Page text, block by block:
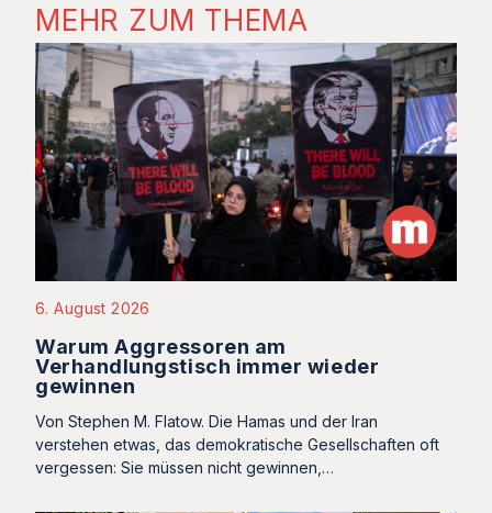
MEHR ZUM THEMA
6. August 2026
Warum Aggressoren am
Verhandlungstisch immer wieder
gewinnen
Von Stephen M. Flatow. Die Hamas und der Iran
verstehen etwas, das demokratische Gesellschaften oft
vergessen: Sie müssen nicht gewinnen,…